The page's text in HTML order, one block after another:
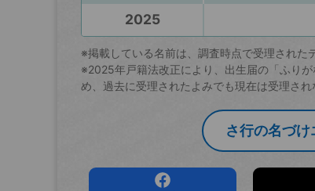
2025
※掲載している名前は、調査時点で受理された
※2025年戸籍法改正により、出生届の「ふり
め、過去に受理されたよみでも現在は受理され
さ行の名づ